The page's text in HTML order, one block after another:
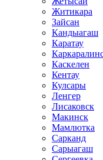
Житикара
Зайсан
Кандыагаш
Каратау
Каскелен
Кентау
Кулсары
Ленгер
Лисаковск
Макинск
Мамлютка
Сарканд
Сарыагаш